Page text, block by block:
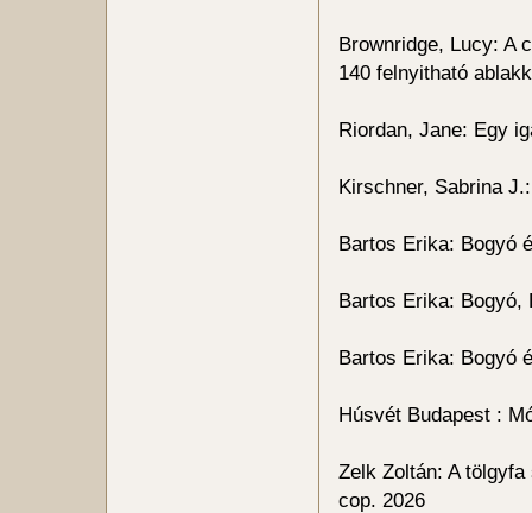
Brownridge, Lucy: A
140 felnyitható
Riordan, Jane: Egy
Kirschner, Sabrina
Bartos Erika: Bogyó
Bartos Erika: Bogyó,
Bartos Erika: Bogyó
Húsvét Budapest :
Zelk Zoltán: A
cop. 2026